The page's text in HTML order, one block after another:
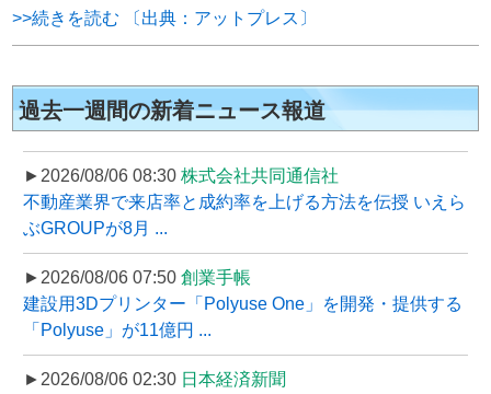
>>続きを読む 〔出典：アットプレス〕
過去一週間の新着ニュース報道
►2026/08/06 08:30 株式会社共同通信社
不動産業界で来店率と成約率を上げる方法を伝授 いえら
ぶGROUPが8月 ...
►2026/08/06 07:50 創業手帳
建設用3Dプリンター「Polyuse One」を開発・提供する
「Polyuse」が11億円 ...
►2026/08/06 02:30 日本経済新聞